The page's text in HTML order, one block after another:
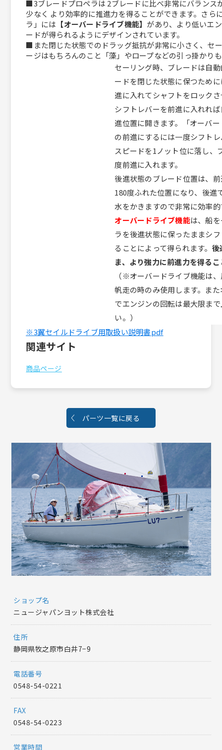
■3ブレードプロペラは 2ブレードに比べ非常にバランス
少なく より効率的に推進力を得ることができます。さら
ラ」には 【オーバードライブ機能】 があり、 より低いエ
ードが得られるようにデザインされています。
■また閉じた状態でのドラッグ抵抗が非常に小さく、セ
ージはもちろんのこと「藻」やロープなどの引っ掛かり
セーリング時、ブレードは自
ードを閉じた状態に保つため
進に入れてシャフトをロック
シフトレバーを前進に入れれ
進位置に開きます。「オーバ
の前進にするには一度シフト
スピードを1ノット位に落し、
度前進に入れます。
後進時後進状態のブレード位置は、
180度ふれた位置になり、後進
水をかきますので非常に効率
オーバードライブ機能は、船
ラを後進状態に保ったままシ
ることによって得られます。 後
ま、より強力に前進力を得る
（※オーバードライブ機能は
帆走の時のみ使用します。ま
でエンジンの回転は最大限ま
い。）
※3翼セイルドライブ用取扱い説明書pdf
関連サイト
商品ページ
パーツ一覧に戻る
ショップ名
ニュージャパンヨット株式会社
住所
静岡県牧之原市白井7−9
電話番号
0548-54-0221
FAX
0548-54-0223
営業時間